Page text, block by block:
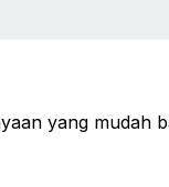
yang mudah